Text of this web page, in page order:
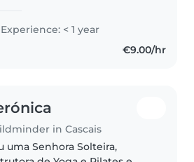
isso procuro uma
que me permita
Experience: < 1 year
€9.00/hr
in Cascais
uma Senhora Solteira,